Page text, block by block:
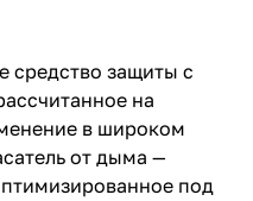
средство защиты с
на
в широком
от дыма —
под